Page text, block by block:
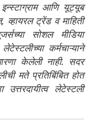
आणि यूट्यूब
व्हायरल ट्रेंड व माहिती
सोशल मीडिया
कर्मचाऱ्याने
केलेली नाही. सदर
मते प्रतिबिंबित होत
लेटेस्टली